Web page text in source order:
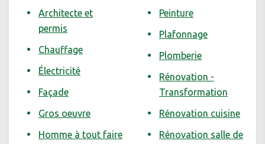
Architecte et
permis
Chauffage
Électricité
Façade
Gros oeuvre
Homme à tout faire
Peinture
Plafonnage
Plomberie
Rénovation -
Transformation
Rénovation cuisine
Rénovation salle de